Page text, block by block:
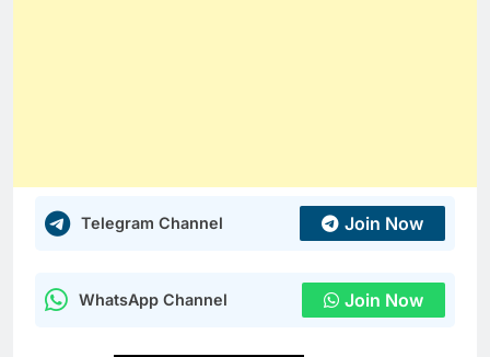
Telegram Channel Join Now
WhatsApp Channel Join Now